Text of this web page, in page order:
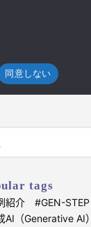
tags
紹介
GEN-STEP
AI（Generative AI）
appに接続す
同意しない